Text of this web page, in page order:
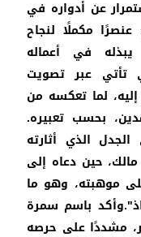
عن أدواره في
عنصرًا مكملًا لنجاح
في أعماله
تأتي عبر تصويت
لما تعكسه من
بحسب تعبيره.
الذي أثارته
حين دعاه إلى
موهبته، وهو ما
باسم سمرة
مشددًا على حرصه